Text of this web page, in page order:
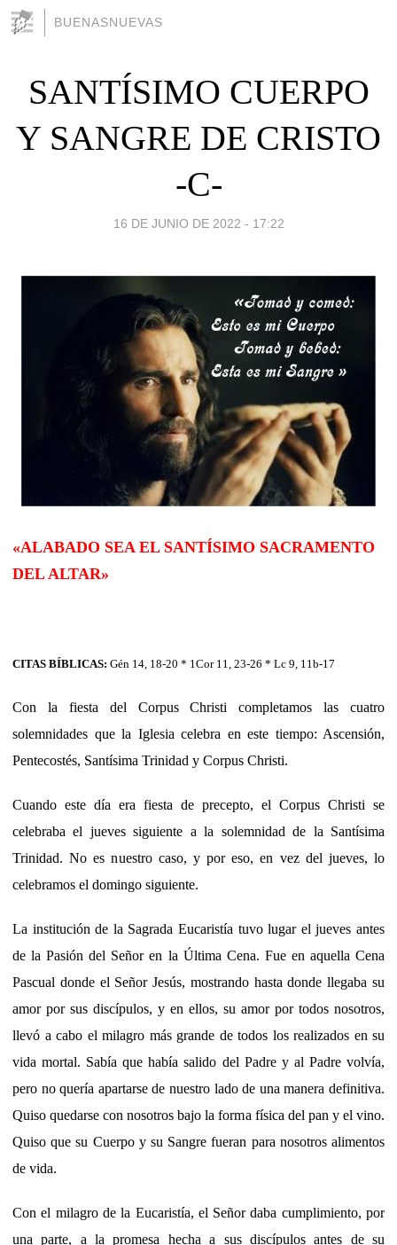
BUENASNUEVAS
SANTÍSIMO CUERPO
Y SANGRE DE CRISTO
-C-
16 DE JUNIO DE 2022 - 17:22
«ALABADO SEA EL SANTÍSIMO SACRAMENTO
DEL ALTAR»
CITAS BÍBLICAS: Gén 14, 18-20 * 1Cor 11, 23-26 * Lc 9, 11b-17
Con la fiesta del Corpus Christi completamos las cuatro
solemnidades que la Iglesia celebra en este tiempo: Ascensión,
Pentecostés, Santísima Trinidad y Corpus Christi.
Cuando este día era fiesta de precepto, el Corpus Christi se
celebraba el jueves siguiente a la solemnidad de la Santísima
Trinidad. No es nuestro caso, y por eso, en vez del jueves, lo
celebramos el domingo siguiente.
La institución de la Sagrada Eucaristía tuvo lugar el jueves antes
de la Pasión del Señor en la Última Cena. Fue en aquella Cena
Pascual donde el Señor Jesús, mostrando hasta donde llegaba su
amor por sus discípulos, y en ellos, su amor por todos nosotros,
llevó a cabo el milagro más grande de todos los realizados en su
vida mortal. Sabía que había salido del Padre y al Padre volvía,
pero no quería apartarse de nuestro lado de una manera definitiva.
Quiso quedarse con nosotros bajo la forma física del pan y el vino.
Quiso que su Cuerpo y su Sangre fueran para nosotros alimentos
de vida.
Con el milagro de la Eucaristía, el Señor daba cumplimiento, por
una parte, a la promesa hecha a sus discípulos antes de su